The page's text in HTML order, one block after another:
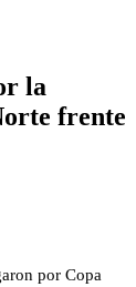
la
frente
por Copa